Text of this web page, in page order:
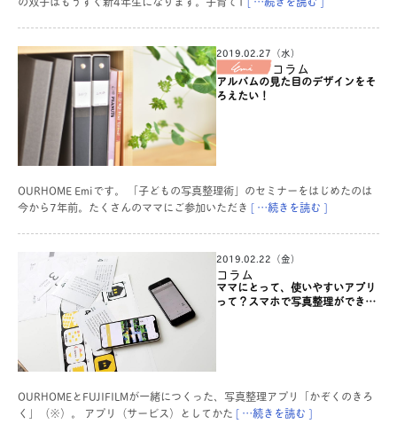
2019.02.27（水）
コラム
アルバムの見た目のデザインをそ
ろえたい！
OURHOME Emiです。 「子どもの写真整理術」のセミナーをはじめたのは
今から7年前。たくさんのママにご参加いただき [ …続きを読む ]
2019.02.22（金）
コラム
ママにとって、使いやすいアプリ
って？スマホで写真整理ができる
OURHOMEとFUJIFILMが一緒につくった、写真整理アプリ「かぞくのきろ
く」（※）。 アプリ（サービス）としてかた [ …続きを読む ]